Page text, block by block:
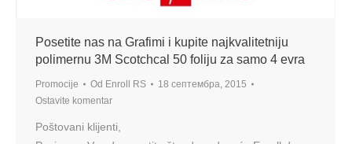
Posetite nas na Grafimi i kupite najkvalitetniju
polimernu 3M Scotchcal 50 foliju za samo 4 evra
Promocije Od Enroll RS
18 септембра, 2015
Ostavite komentar
Poštovani klijenti,